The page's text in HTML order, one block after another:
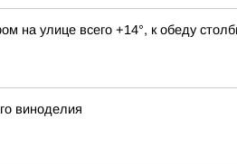
на улице всего +14°, к обеду
виноделия